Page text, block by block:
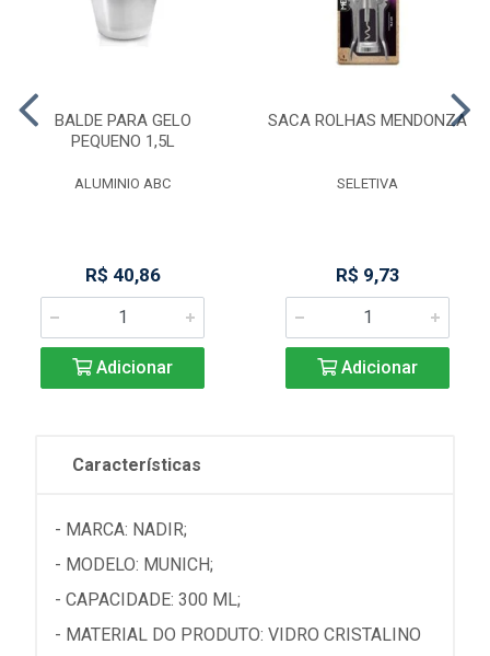
BALDE PARA GELO
PEQUENO 1,5L
ALUMINIO ABC
R$ 40,86
Adicionar
SACA ROLHAS MENDONZA
SELETIVA
R$ 9,73
Adicionar
Características
- MARCA: NADIR;
- MODELO: MUNICH;
- CAPACIDADE: 300 ML;
- MATERIAL DO PRODUTO: VIDRO CRISTALINO